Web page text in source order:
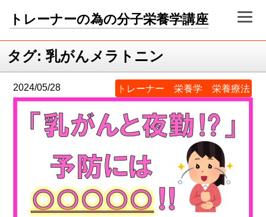
トレーナーの為の分子栄養学講座
タグ: 乳がんメラトニン
2024/05/28 トレーナー 栄養学 栄養療法